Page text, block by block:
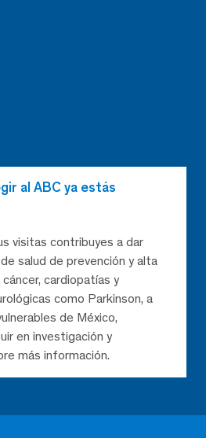
al ABC ya estás
visitas contribuyes a dar
salud de prevención y alta
cardiopatías y
como Parkinson, a
de México,
en investigación y
más información.